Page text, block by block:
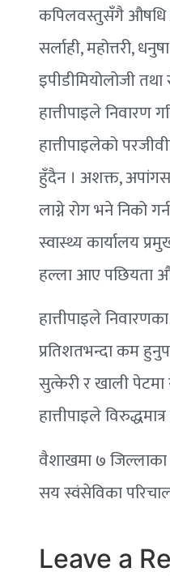
कपिलवस्तुसँगै औषधि
सर्लाही, महोत्तरी,
इपीडीमियोलोजी
हात्तीपाइले निवारण
हात्तीपाइलेको
हुँदैन । अशक्त,
लाग्ने रोग भने निको
स्वास्थ्य कार्यालय
हल्ला आए पछियता
हात्तीपाइले
प्रतिशतभन्दा कम
सुत्केरी र खाली
हात्तीपाइले
वैशाखमा ७
सय स्वंसेविका
Leave a